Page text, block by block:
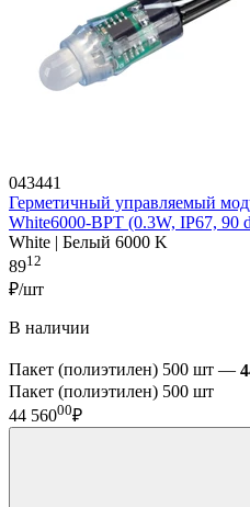
043441
Герметичный управляемый
White6000-BPT (0.3W, IP67, 90
White | Белый 6000 K
8912
₽/шт
В наличии
Пакет (полиэтилен) 500 шт —
Пакет (полиэтилен) 500 шт
44 56000₽